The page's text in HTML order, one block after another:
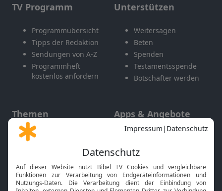
TV Programm
Programmübersicht
Tipps der Redaktion
Sendungen von A-Z
Programmheft
kostenlos anfordern
Unterstützen
Weitersagen
Beten
Spenden
Testamentsspende
Botschafter werden
Themen
Gott und Bibel erklärt
Neuigkeiten
Apps & Angebote
Mobile App
Smart TV
HbbTV